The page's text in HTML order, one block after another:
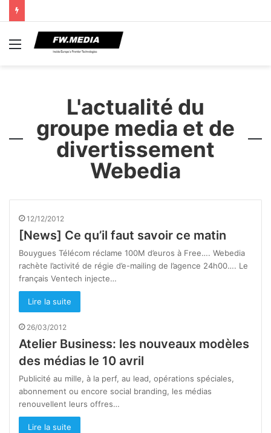
Menu
L'actualité du
groupe media et de
divertissement
Webedia
12/12/2012
[News] Ce qu’il faut savoir ce matin
Bouygues Télécom réclame 100M d’euros à Free…. Webedia
rachète l’activité de régie d’e-mailing de l’agence 24h00…. Le
français Ventech injecte…
Lire la suite
26/03/2012
Atelier Business: les nouveaux modèles
des médias le 10 avril
Publicité au mille, à la perf, au lead, opérations spéciales,
abonnement ou encore social branding, les médias
renouvellent leurs offres…
Lire la suite